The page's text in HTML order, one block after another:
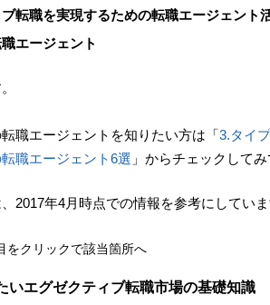
転職を実現するための転職エージェント
エージェント
職エージェントを知りたい方は「3.タイ
職エージェント6選 」からチェックしてみ
2017年4月時点での情報を参考にしていま
をクリックで該当箇所へ
いエグゼクティブ転職市場の基礎知識